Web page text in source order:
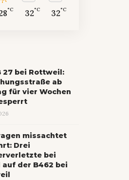
°C 32°C 32°C
27 bei Rottweil:
ab
für vier Wochen
missachtet
Drei
bei
auf der B462 bei